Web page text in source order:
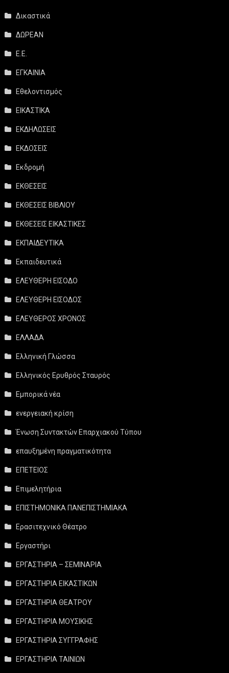
Δικαστικά
ΔΩΡΕΑΝ
Ε.Ε.
ΕΓΚΑΙΝΙΑ
Εθελοντισμός
ΕΙΚΑΣΤΙΚΑ
ΕΚΔΗΛΩΣΕΙΣ
ΕΚΔΟΣΕΙΣ
Εκδρομή
ΕΚΘΕΣΕΙΣ
ΕΚΘΕΣΕΙΣ ΒΙΒΛΙΟΥ
ΕΚΘΕΣΕΙΣ ΕΙΚΑΣΤΙΚΕΣ
ΕΚΠΑΙΔΕΥΤΙΚΑ
Εκπαιδευτικά
ΕΛΕΥΘΕΡΗ ΕΙΣΟΔΟ
ΕΛΕΥΘΕΡΗ ΕΙΣΟΔΟΣ
ΕΛΕΥΘΕΡΟΣ ΧΡΟΝΟΣ
ΕΛΛΑΔΑ
Ελληνική Γλώσσα
Ελληνικός Ερυθρός Σταυρός
Εμπορικά νέα
ενεργειακή κρίση
Ένωση Συντακτών Επαρχιακού Τύπου
επαυξημένη πραγματικότητα
ΕΠΕΤΕΙΟΣ
Επιμελητήρια
ΕΠΙΣΤΗΜΟΝΙΚΑ ΠΑΝΕΠΙΣΤΗΜΙΑΚΑ
Ερασιτεχνικό Θέατρο
Εργαστήρι
ΕΡΓΑΣΤΗΡΙΑ – ΣΕΜΙΝΑΡΙΑ
ΕΡΓΑΣΤΗΡΙΑ ΕΙΚΑΣΤΙΚΩΝ
ΕΡΓΑΣΤΗΡΙΑ ΘΕΑΤΡΟΥ
ΕΡΓΑΣΤΗΡΙΑ ΜΟΥΣΙΚΗΣ
ΕΡΓΑΣΤΗΡΙΑ ΣΥΓΓΡΑΦΗΣ
ΕΡΓΑΣΤΗΡΙΑ ΤΑΙΝΙΩΝ